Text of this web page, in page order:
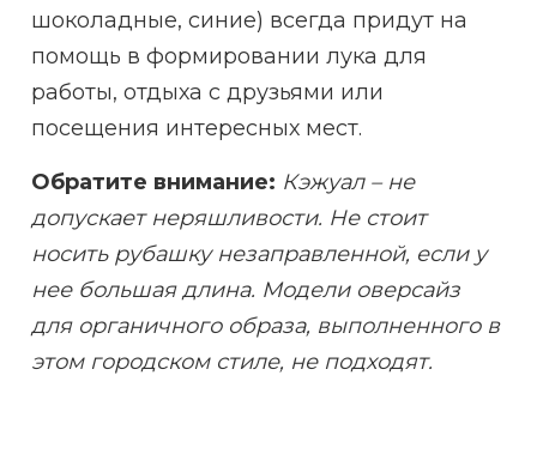
шоколадные, синие) всегда придут на
помощь в формировании лука для
работы, отдыха с друзьями или
посещения интересных мест.
Обратите внимание: Кэжуал – не
допускает неряшливости. Не стоит
носить рубашку незаправленной, если у
нее большая длина. Модели оверсайз
для органичного образа, выполненного в
этом городском стиле, не подходят.